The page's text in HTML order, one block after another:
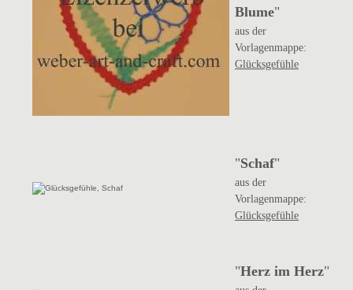
Blume"
aus der
Vorlagenmappe:
Glücksgefühle
"Schaf"
aus der
Vorlagenmappe:
Glücksgefühle
"Herz im Herz"